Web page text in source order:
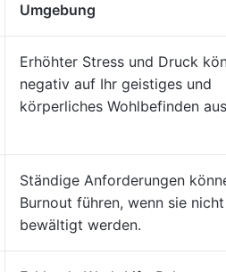
Umgebung
Erhöhter Stress und Druck
negativ auf Ihr geistiges und
körperliches Wohlbefinden
Ständige Anforderungen
Burnout führen, wenn sie
bewältigt werden.